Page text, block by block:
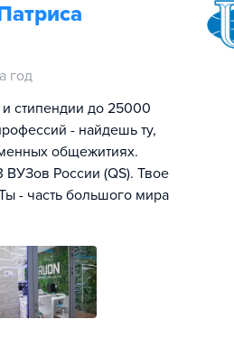
год
стипендии до 25000
- найдешь ту,
общежитиях.
России (QS). Твое
- часть большого мира